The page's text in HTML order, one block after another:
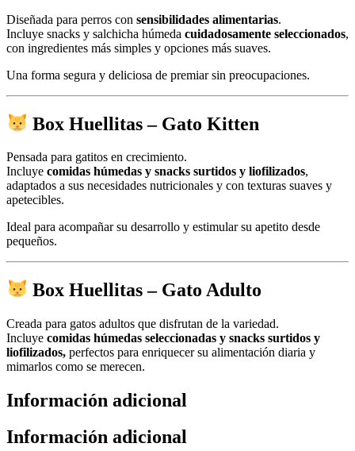
Diseñada para perros con sensibilidades alimentarias.
Incluye snacks y salchicha húmeda cuidadosamente seleccionados,
con ingredientes más simples y opciones más suaves.
Una forma segura y deliciosa de premiar sin preocupaciones.
Box Huellitas – Gato Kitten
Pensada para gatitos en crecimiento.
Incluye comidas húmedas y snacks surtidos y liofilizados,
adaptados a sus necesidades nutricionales y con texturas suaves y
apetecibles.
Ideal para acompañar su desarrollo y estimular su apetito desde
pequeños.
Box Huellitas – Gato Adulto
Creada para gatos adultos que disfrutan de la variedad.
Incluye comidas húmedas seleccionadas y snacks surtidos y
liofilizados, perfectos para enriquecer su alimentación diaria y
mimarlos como se merecen.
Información adicional
Información adicional